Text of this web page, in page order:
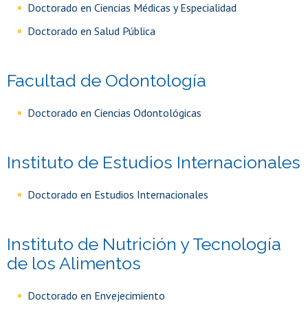
Doctorado en Ciencias Médicas y Especialidad
Doctorado en Salud Pública
Facultad de Odontología
Doctorado en Ciencias Odontológicas
Instituto de Estudios Internacionales
Doctorado en Estudios Internacionales
Instituto de Nutrición y Tecnología
de los Alimentos
Doctorado en Envejecimiento